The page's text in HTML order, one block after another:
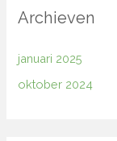
Archieven
januari 2025
oktober 2024